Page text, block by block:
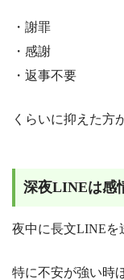
・謝罪
・感謝
・返事不要
くらいに抑えた方
深夜LINEは感
夜中に長文LINEを
特に不安が強い時